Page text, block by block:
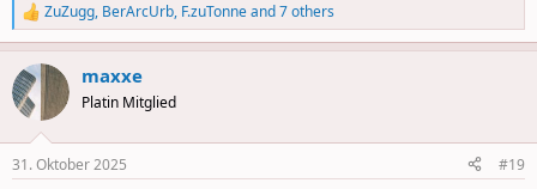
R
e
a
c
t
i
s
ZuZugg, BerArcUrb, F.zuTonneand 7 others
maxxe
Platin Mitglied
31. Oktober 2025 #19